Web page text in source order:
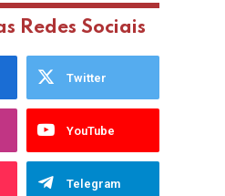
Redes Sociais
Twitter
YouTube
Telegram